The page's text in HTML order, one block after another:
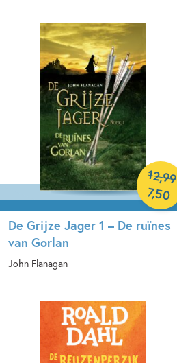
Hardcover
De Grijze Jager 1 – De ruïnes
van Gorlan
John Flanagan
12,99
7,50